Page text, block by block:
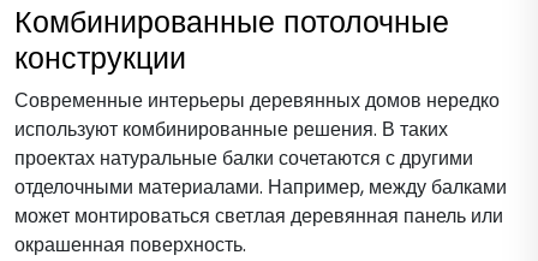
Комбинированные потолочные
конструкции
Современные интерьеры деревянных домов нередко
используют комбинированные решения. В таких
проектах натуральные балки сочетаются с другими
отделочными материалами. Например, между балками
может монтироваться светлая деревянная панель или
окрашенная поверхность.